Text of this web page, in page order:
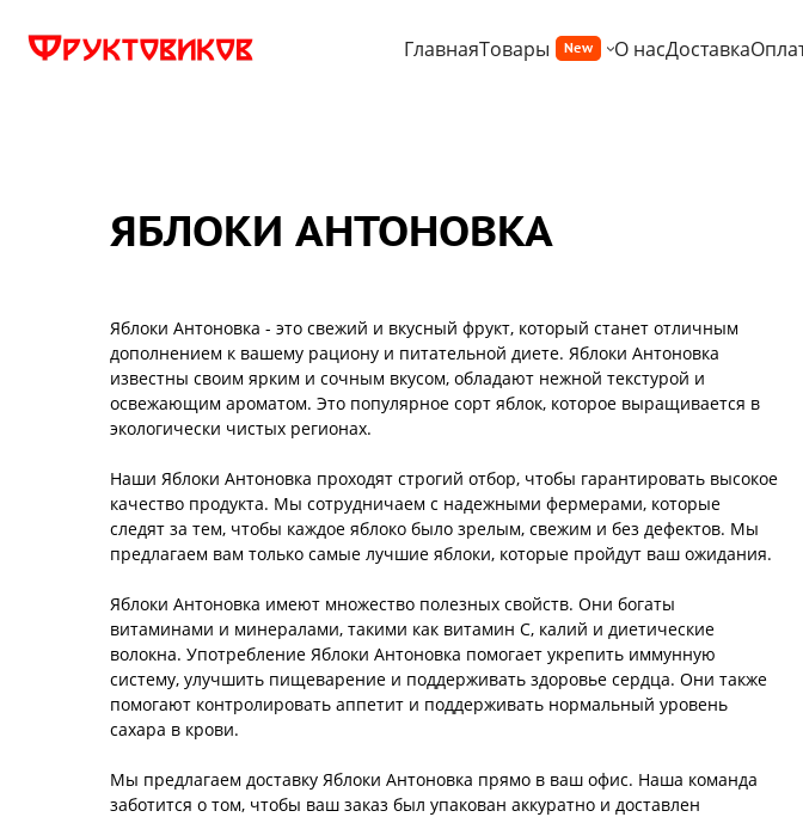
ГлавнаяТовары New О насДоставка
ЯБЛОКИ АНТОНОВКА
Яблоки Антоновка - это свежий и вкусный фрукт, который станет отличным
дополнением к вашему рациону и питательной диете. Яблоки Антоновка
известны своим ярким и сочным вкусом, обладают нежной текстурой и
освежающим ароматом. Это популярное сорт яблок, которое выращивается в
экологически чистых регионах.
Наши Яблоки Антоновка проходят строгий отбор, чтобы гарантировать высокое
качество продукта. Мы сотрудничаем с надежными фермерами, которые
следят за тем, чтобы каждое яблоко было зрелым, свежим и без дефектов. Мы
предлагаем вам только самые лучшие яблоки, которые пройдут ваш ожидания.
Яблоки Антоновка имеют множество полезных свойств. Они богаты
витаминами и минералами, такими как витамин С, калий и диетические
волокна. Употребление Яблоки Антоновка помогает укрепить иммунную
систему, улучшить пищеварение и поддерживать здоровье сердца. Они также
помогают контролировать аппетит и поддерживать нормальный уровень
сахара в крови.
Мы предлагаем доставку Яблоки Антоновка прямо в ваш офис. Наша команда
заботится о том, чтобы ваш заказ был упакован аккуратно и доставлен